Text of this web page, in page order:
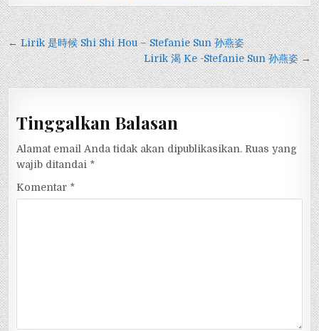
Navigasi
pos
← Lirik 是時候 Shi Shi Hou – Stefanie Sun 孙燕姿
Lirik 渴 Ke -Stefanie Sun 孙燕姿 →
Tinggalkan Balasan
Alamat email Anda tidak akan dipublikasikan. Ruas yang
wajib ditandai *
Komentar *